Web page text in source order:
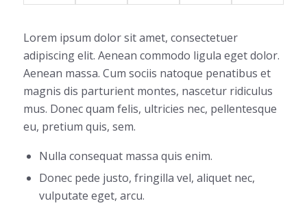
Lorem ipsum dolor sit amet, consectetuer
adipiscing elit. Aenean commodo ligula eget dolor.
Aenean massa. Cum sociis natoque penatibus et
magnis dis parturient montes, nascetur ridiculus
mus. Donec quam felis, ultricies nec, pellentesque
eu, pretium quis, sem.
Nulla consequat massa quis enim.
Donec pede justo, fringilla vel, aliquet nec,
vulputate eget, arcu.